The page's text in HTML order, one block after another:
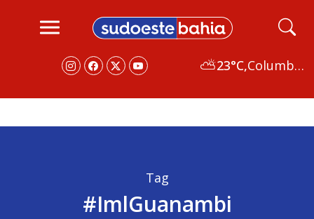
⛅23°C, Columbus
Tag
#ImlGuanambi